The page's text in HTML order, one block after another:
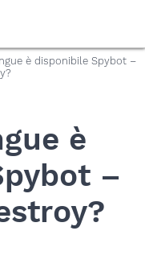
è disponibile Spybot –
è
–